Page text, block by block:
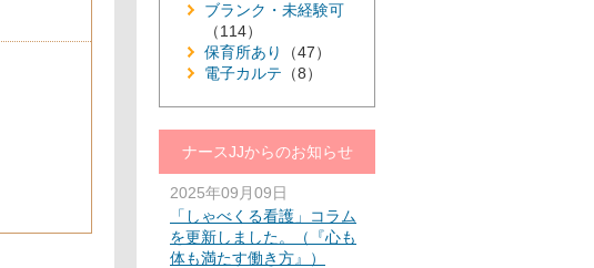
ブランク・未経験可
（114）
保育所あり
（47）
電子カルテ （8）
ナースJJからのお知らせ
2025年09月09日
「しゃべくる看護」コラム
を更新しました。（『心も
体も満たす働き方』）